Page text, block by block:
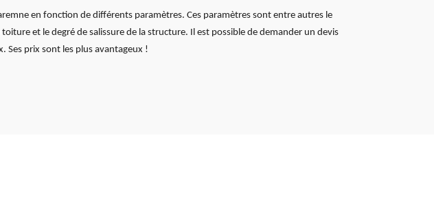
en fonction de différents paramètres. Ces paramètres sont entre autres le
et le degré de salissure de la structure. Il est possible de demander un devis
Ses prix sont les plus avantageux !